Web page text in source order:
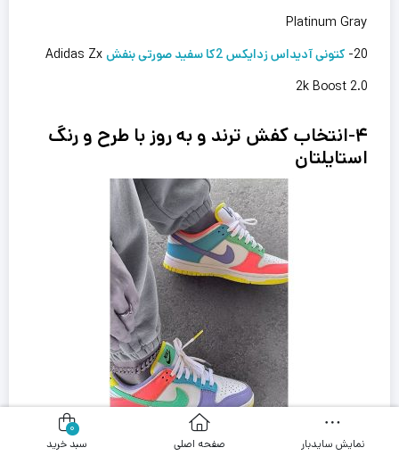
Platinum Gray
20- کتونی آدیداس زدایکس 2کا سفید صورتی بنفش
Adidas Zx
2k Boost 2.0
۴-انتخاب کفش ترند و به روز با طرح و رنگ‌
استایلتان
نمایش سایدبار صفحه اصلی
0
سبد خرید